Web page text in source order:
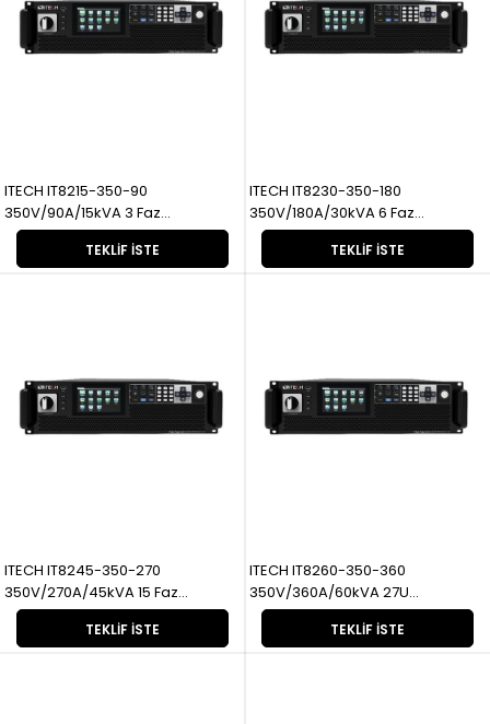
TEKLIF İSTE
ITECH IT8215-350-90
350V/90A/15kVA 3 Faz
Rejeneratif
TEKLIF İSTE
ITECH IT8230-350-180
350V/180A/30kVA 6 Faz
Rejeneratif
TEKLIF İSTE
ITECH IT8245-350-270
350V/270A/45kVA 15 Faz
Rejeneratif
TEKLIF İSTE
ITECH IT8260-350-360
350V/360A/60kVA 27U
Rejeneratif